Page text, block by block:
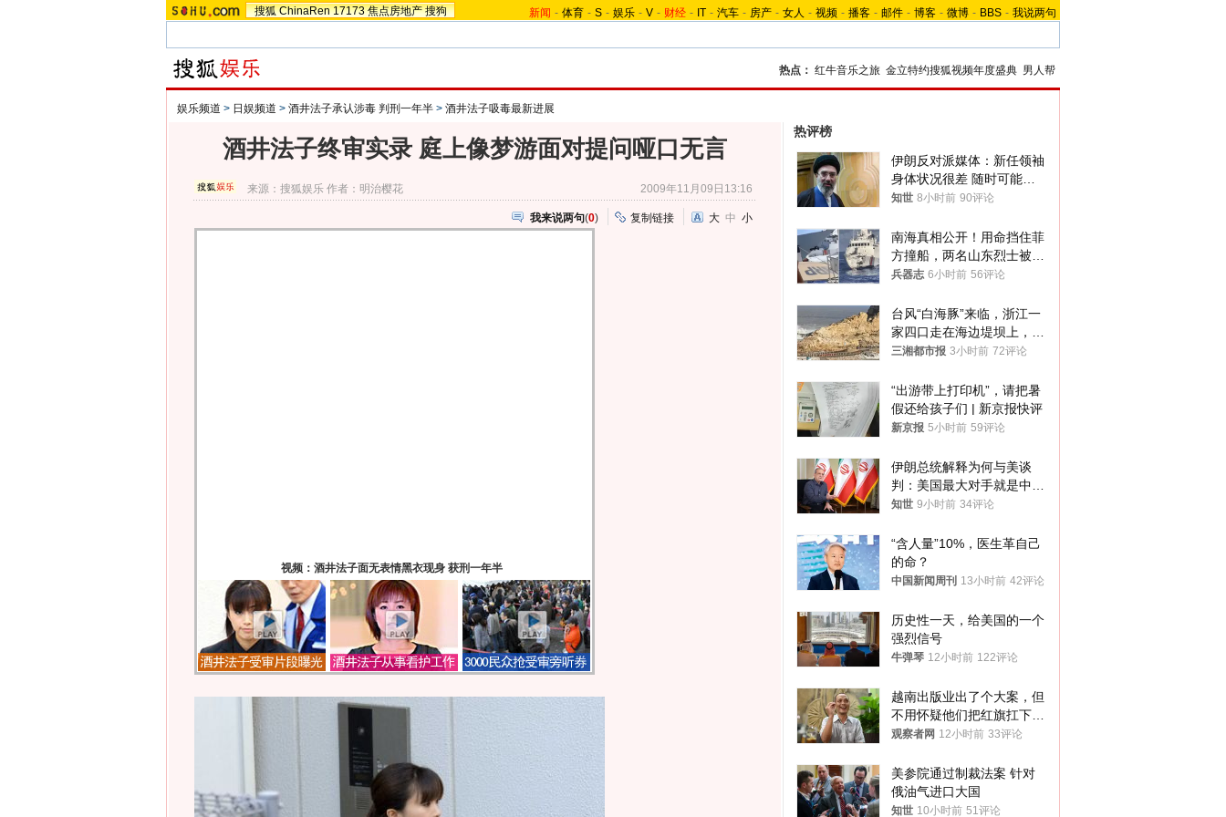
搜狐 ChinaRen 17173 焦点房地产 搜狗 新闻 - 体育 - S - 娱乐 - V - 财经 - IT - 汽车 - 房产 - 女人 - 视频 - 播客 - 邮件 - 博客 - 微博 - BBS - 我说两句
热点： 红牛音乐之旅 金立特约搜狐视频年度盛典 男人帮
娱乐频道 > 日娱频道 > 酒井法子承认涉毒 判刑一年半 > 酒井法子吸毒最新进展
酒井法子终审实录 庭上像梦游面对提问哑口无言
来源：搜狐娱乐 作者：明治樱花 2009年11月09日13:16
我来说两句(0) 复制链接 大 中 小
视频：酒井法子面无表情黑衣现身 获刑一年半
热评榜
伊朗反对派媒体：新任领袖
身体状况很差 随时可能离
世
知世 8小时前 90评论
南海真相公开！用命挡住菲
方撞船，两名山东烈士被授
武警最高荣誉
兵器志 6小时前 56评论
台风“白海豚”来临，浙江一
家四口走在海边堤坝上，其
中9岁男孩被巨浪卷入海
三湘都市报 3小时前 72评论
“出游带上打印机”，请把暑
假还给孩子们 | 新京报快评
新京报 5小时前 59评论
伊朗总统解释为何与美谈
判：美国最大对手就是中
国，但他们也在对话
知世 9小时前 34评论
“含人量”10%，医生革自己
的命？
中国新闻周刊 13小时前 42评论
历史性一天，给美国的一个
强烈信号
牛弹琴 12小时前 122评论
越南出版业出了个大案，但
不用怀疑他们把红旗扛下去
的决心
观察者网 12小时前 33评论
美参院通过制裁法案 针对
俄油气进口大国
知世 10小时前 51评论